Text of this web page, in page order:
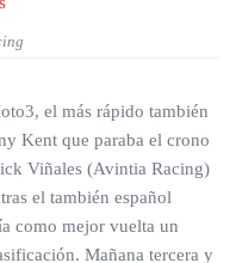
el más rápido también
Kent que paraba el crono
Viñales (Avintia Racing)
el también español
como mejor vuelta un
Mañana tercera y